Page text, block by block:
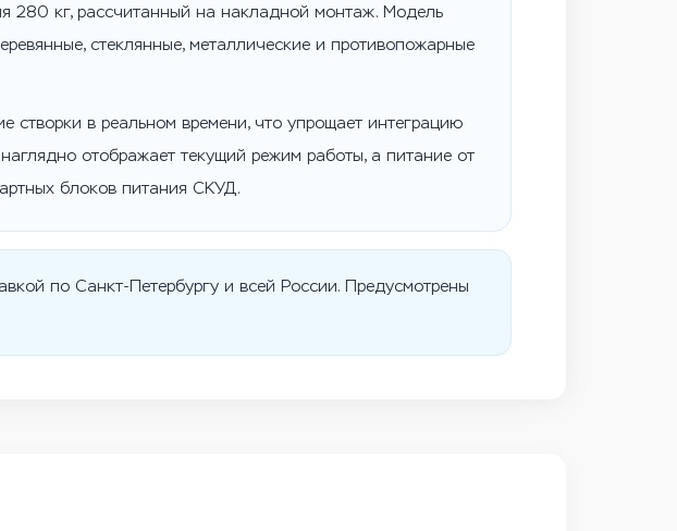
280 кг, рассчитанный на накладной монтаж. Модель
стеклянные, металлические и противопожарные
створки в реальном времени, что упрощает интеграцию
отображает текущий режим работы, а питание от
блоков питания СКУД.
по Санкт-Петербургу и всей России. Предусмотрены